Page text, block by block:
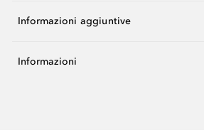
Informazioni aggiuntive
Informazioni